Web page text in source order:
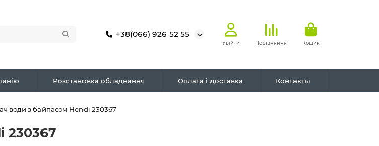
+38(066) 926 52 55
Увійти Порівняння Кошик
Розстановка обладнання Оплата і доставка Контакты
води з байпасом Hendi 230367
230367